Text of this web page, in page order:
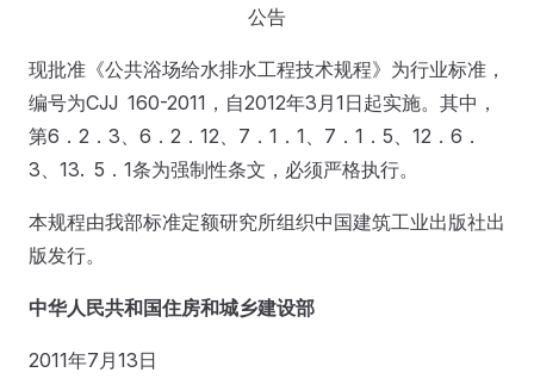
公告
现批准《公共浴场给水排水工程技术规程》为行业标准，
编号为CJJ 160-2011，自2012年3月1日起实施。其中，
第6．2．3、6．2．12、7．1．1、7．1．5、12．6．
3、13. 5．1条为强制性条文，必须严格执行。
本规程由我部标准定额研究所组织中国建筑工业出版社出
版发行。
中华人民共和国住房和城乡建设部
2011年7月13日